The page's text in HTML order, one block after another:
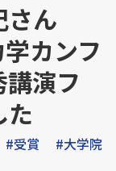
さん
カンフ
演フ
た
#受賞 #大学院